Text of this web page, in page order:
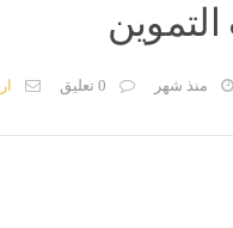
منذ شهر 0 تعليق